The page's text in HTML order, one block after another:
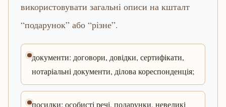
використовувати загальні описи на кшталт
“подарунок” або “різне”.
документи: договори, довідки, сертифікати,
нотаріальні документи, ділова кореспонденція;
посилки: особисті речі, подарунки, невеликі